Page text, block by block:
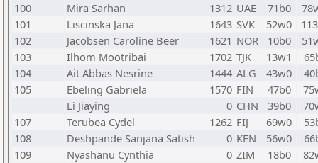
100
Mira Sarhan 1312 UAE 71b0
101
Liscinska Jana 1643 SVK 52w0
102
Jacobsen Caroline Beer 1621 NOR 10b0
103
Ilhom Mootribai 1702 TJK 13w1
104
Ait Abbas Nesrine 1444 ALG 43w0
105
Ebeling Gabriela 1570 FIN 47b0
Li Jiaying
0 CHN 39b0
107
Terubea Cydel 1262 FIJ 69w0
108
Deshpande Sanjana Satish 0 KEN 56w0
109
Nyashanu Cynthia 0 ZIM 18b0